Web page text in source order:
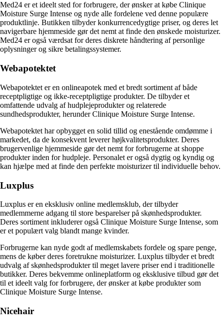
Med24 er et ideelt sted for forbrugere, der ønsker at købe Clinique
Moisture Surge Intense og nyde alle fordelene ved denne populære
produktlinje. Butikken tilbyder konkurrencedygtige priser, og deres let
navigerbare hjemmeside gør det nemt at finde den ønskede moisturizer.
Med24 er også værdsat for deres diskrete håndtering af personlige
oplysninger og sikre betalingssystemer.
Webapotektet
Webapotektet er en onlineapotek med et bredt sortiment af både
receptpligtige og ikke-receptpligtige produkter. De tilbyder et
omfattende udvalg af hudplejeprodukter og relaterede
sundhedsprodukter, herunder Clinique Moisture Surge Intense.
Webapotektet har opbygget en solid tillid og enestående omdømme i
markedet, da de konsekvent leverer højkvalitetsprodukter. Deres
brugervenlige hjemmeside gør det nemt for forbrugerne at shoppe
produkter inden for hudpleje. Personalet er også dygtig og kyndig og
kan hjælpe med at finde den perfekte moisturizer til individuelle behov.
Luxplus
Luxplus er en eksklusiv online medlemsklub, der tilbyder
medlemmerne adgang til store besparelser på skønhedsprodukter.
Deres sortiment inkluderer også Clinique Moisture Surge Intense, som
er et populært valg blandt mange kvinder.
Forbrugerne kan nyde godt af medlemskabets fordele og spare penge,
mens de køber deres foretrukne moisturizer. Luxplus tilbyder et bredt
udvalg af skønhedsprodukter til meget lavere priser end i traditionelle
butikker. Deres bekvemme onlineplatform og eksklusive tilbud gør det
til et ideelt valg for forbrugere, der ønsker at købe produkter som
Clinique Moisture Surge Intense.
Nicehair